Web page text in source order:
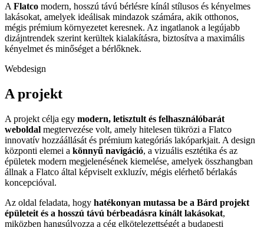
A Flatco modern, hosszú távú bérlésre kínál stílusos és kényelmes
lakásokat, amelyek ideálisak mindazok számára, akik otthonos,
mégis prémium környezetet keresnek. Az ingatlanok a legújabb
dizájntrendek szerint kerültek kialakításra, biztosítva a maximális
kényelmet és minőséget a bérlőknek.
Webdesign
A projekt
A projekt célja egy modern, letisztult és felhasználóbarát
weboldal megtervezése volt, amely hitelesen tükrözi a Flatco
innovatív hozzáállását és prémium kategóriás lakóparkjait. A design
központi elemei a könnyű navigáció, a vizuális esztétika és az
épületek modern megjelenésének kiemelése, amelyek összhangban
állnak a Flatco által képviselt exkluzív, mégis elérhető bérlakás
koncepcióval.
Az oldal feladata, hogy hatékonyan mutassa be a Bárd projekt
épületeit és a hosszú távú bérbeadásra kínált lakásokat,
miközben hangsúlyozza a cég elkötelezettségét a budapesti